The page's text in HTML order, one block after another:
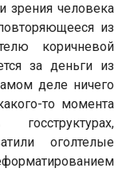
зрения человека
из
коричневой
за деньги из
деле ничего
то момента
оголтелые